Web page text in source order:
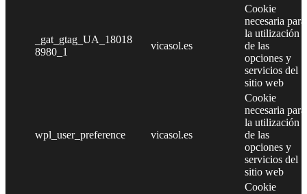
_gat_gtag_UA_18018
8980_1
vicasol.es
Cookie
necesaria para
la utilización
de las
opciones y
servicios del
sitio web
wpl_user_preference vicasol.es
Cookie
necesaria para
la utilización
de las
opciones y
servicios del
sitio web
Cookie